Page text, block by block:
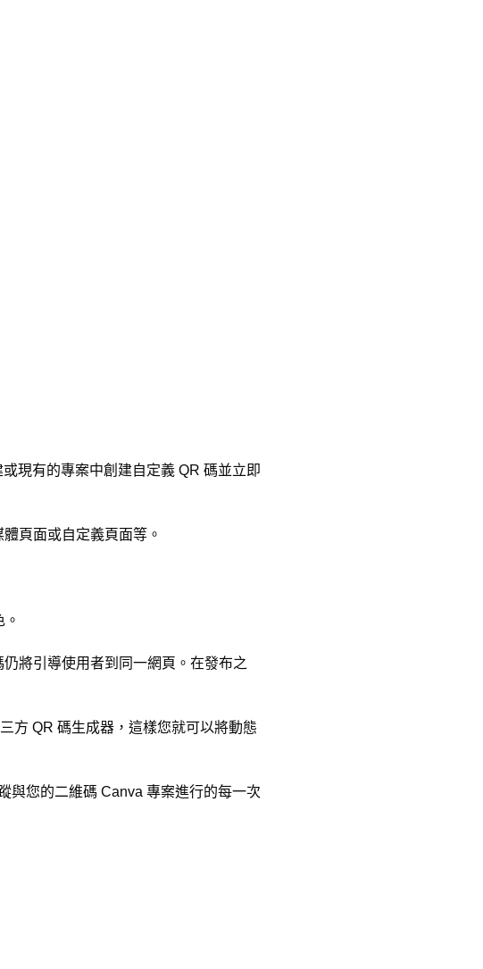
現有的專案中創建自定義 QR 碼並立即
頁面或自定義頁面等。
將引導使用者到同一網頁。在發布之
方 QR 碼生成器，這樣您就可以將動態
與您的二維碼 Canva 專案進行的每一次